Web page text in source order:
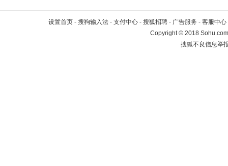
设置首页 - 搜狗输入法 - 支付中心 - 搜狐招聘 - 广告服务 - 客服中心
Copyright©2018
搜狐不良信息举